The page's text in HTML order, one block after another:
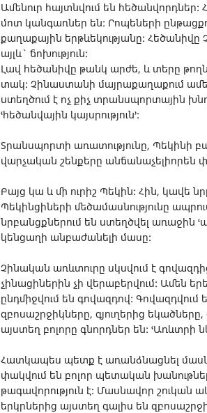
Ամենուր հայտնվում են
մոտ կանգառներ են: Րոպեների
քաղաքային երթևեկությանը:
այլև` ճոխություն:
Լավ հեծանիվը թանկ արժե, և տերը
տակ: Չինաստանի մայրաքաղաքում
ստեղծում է ոչ քիչ տրանսպորտային
ՙհեծանվային կայսրություն՚:
Տրանսպորտի առատությունը, Պեկինի
վարչական շենքերը անճանաչելիորեն
Բայց կա և մի ուրիշ Պեկին: Հին, կավե
Պեկինցիների մեծամասնությունը
նրբանցքներում են ստեղծվել առաջին
կենցաղի անբաժանելի մասը:
Չինական առևտուրը սկսվում է
չինացիներին չի վերաբերվում: Ամեն
ընդմիջվում են գովազդով:
զբոսաշրջիկները, գյուղերից
այստեղ բոլորը գնորդներ են: ՙԱռևտրի
Հատկապես պետք է առանձնացնել
փակվում են բոլոր պետական
թագավորություն է: Մասնավոր շուկան
երկրներից այստեղ գալիս են